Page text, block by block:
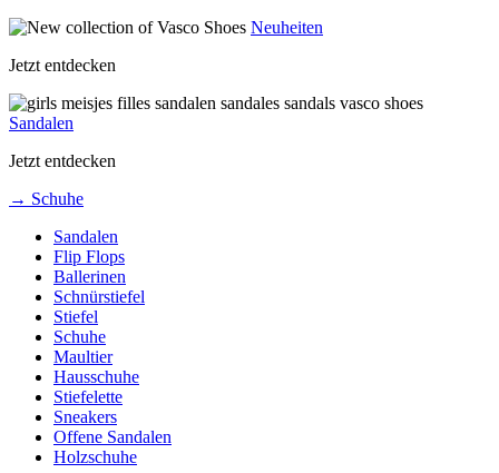
Neuheiten
Jetzt entdecken
Sandalen
Jetzt entdecken
→ Schuhe
Sandalen
Flip Flops
Ballerinen
Schnürstiefel
Stiefel
Schuhe
Maultier
Hausschuhe
Stiefelette
Sneakers
Offene Sandalen
Holzschuhe